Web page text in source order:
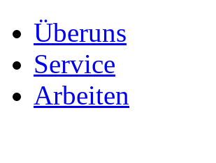
Überuns
Service
Arbeiten